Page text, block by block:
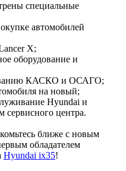
специальные
автомобилей
X;
оборудование и
КАСКО и ОСАГО;
на новый;
Hyundai и
сервисного центра.
ближе с новым
обладателем
Hyundai ix35!